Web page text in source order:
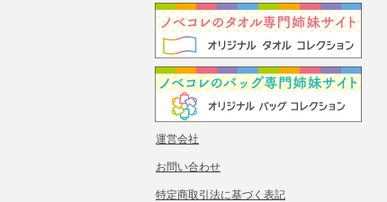
運営会社
お問い合わせ
特定商取引法に基づく表記